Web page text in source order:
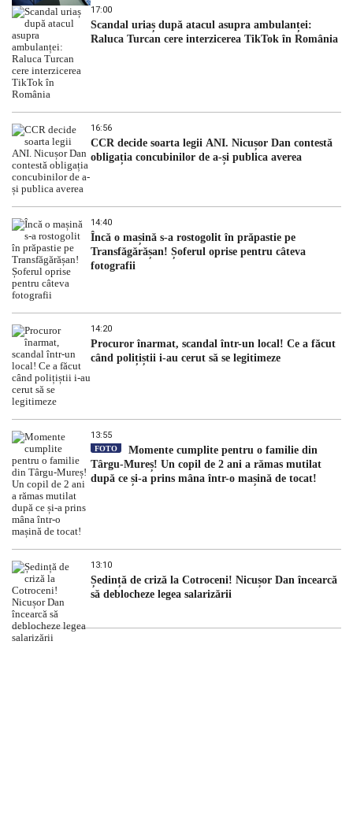
17:00
Scandal uriaș după atacul asupra ambulanței:
Raluca Turcan cere interzicerea TikTok în România
16:56
CCR decide soarta legii ANI. Nicușor Dan contestă
obligația concubinilor de a-și publica averea
14:40
Încă o mașină s-a rostogolit în prăpastie pe
Transfăgărășan! Șoferul oprise pentru câteva
fotografii
14:20
Procuror înarmat, scandal într-un local! Ce a făcut
când polițiștii i-au cerut să se legitimeze
13:55
FOTO
Momente cumplite pentru o familie din
Târgu-Mureș! Un copil de 2 ani a rămas mutilat
după ce și-a prins mâna într-o mașină de tocat!
13:10
Ședință de criză la Cotroceni! Nicușor Dan încearcă
să deblocheze legea salarizării